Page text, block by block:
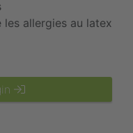
allergies au latex